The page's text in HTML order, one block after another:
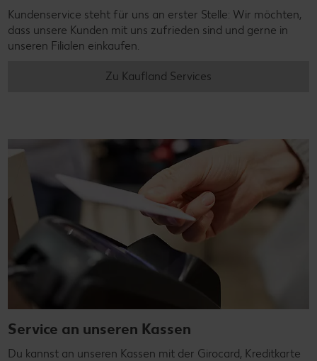
Kundenservice steht für uns an erster Stelle: Wir möchten,
dass unsere Kunden mit uns zufrieden sind und gerne in
unseren Filialen einkaufen.
Zu Kaufland Services
Service an unseren Kassen
Du kannst an unseren Kassen mit der Girocard, Kreditkarte